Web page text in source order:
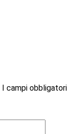
I campi obbligatori